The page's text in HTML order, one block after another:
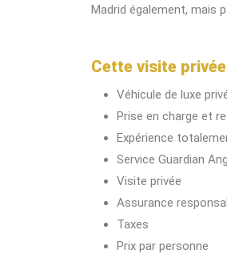
Madrid également, mais
Cette visite
Véhicule de luxe
Prise en charge et
Expérience
Service Guardian
Visite privée
Assurance
Taxes
Prix par personne